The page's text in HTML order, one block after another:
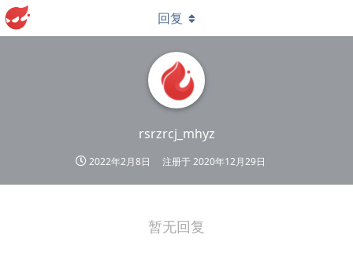
rsrzrcj_mhyz
2022年2月8日 注册于2020年12月29日
回复
暂无回复